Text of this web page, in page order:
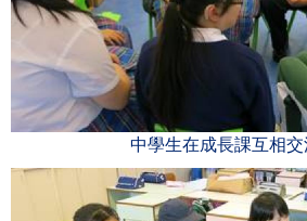
中學生在成長課互相交